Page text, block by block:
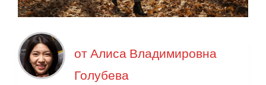
отАлиса Владимировна
Голубева